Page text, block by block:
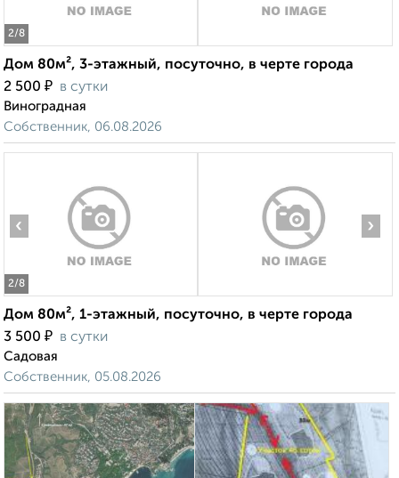
2/8
Дом 80м², 3-этажный, посуточно, в черте города
2 500 ₽ в сутки
Виноградная
Собственник, 06.08.2026
2/8
‹ ›
Дом 80м², 1-этажный, посуточно, в черте города
3 500 ₽ в сутки
Садовая
Собственник, 05.08.2026